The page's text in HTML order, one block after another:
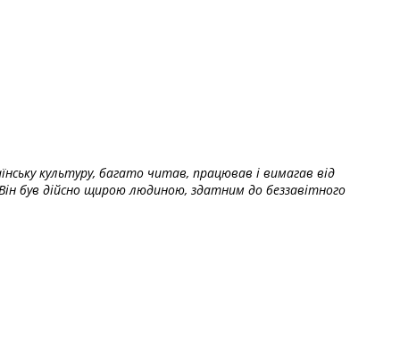
культуру, багато читав, працював і вимагав від
був дійсно щирою людиною, здатним до беззавітного